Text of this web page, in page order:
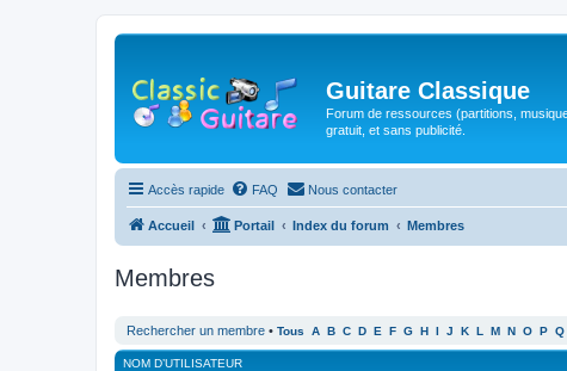
Guitare Classique
Forum de ressources (partitions,
gratuit, et sans publicité.
Accès rapide FAQ Nous contacter
Accueil Portail Index du forum Membres
Membres
Rechercher un membre • Tous A B C D E F G H I J K L M N O P Q
NOM D’UTILISATEUR